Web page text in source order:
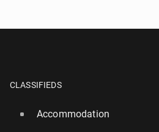
CLASSIFIEDS
Accommodation